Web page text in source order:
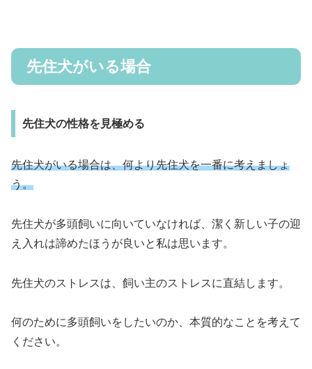
先住犬がいる場合
先住犬の性格を見極める
先住犬がいる場合は、何より先住犬を一番に考えましょ
う。
先住犬が多頭飼いに向いていなければ、潔く新しい子の迎
え入れは諦めたほうが良いと私は思います。
先住犬のストレスは、飼い主のストレスに直結します。
何のために多頭飼いをしたいのか、本質的なことを考えて
ください。